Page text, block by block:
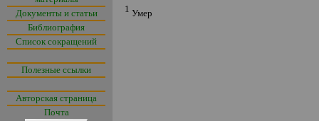
Документы и статьи
Библиография
Список сокращений
Полезные ссылки
Авторская страница
Почта
1 Умер